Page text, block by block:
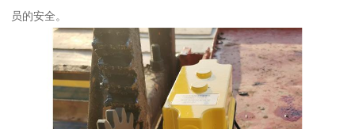
员的安全。